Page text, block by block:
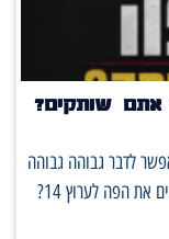
לדבר גבוהה גבוהה
על טוהר הבחירות ומנגד לשתוק כשאנרכיסטים סותמים את הפה לערוץ 14?